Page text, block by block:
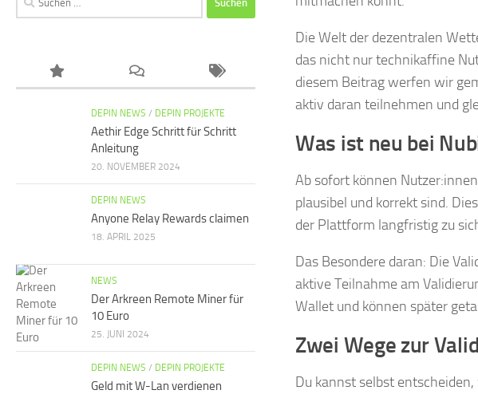
Die Welt der dezentralen
das nicht nur technikaffine
diesem Beitrag werfen wir
aktiv daran teilnehmen und
Was ist neu bei
Ab sofort können
plausibel und korrekt sind.
der Plattform langfristig zu
Das Besondere daran: Die
aktive Teilnahme am
Wallet und können später
Zwei Wege zur
Du kannst selbst
nach:
DEPIN NEWS / DEPIN PROJEKTE
Aethir Edge Schritt für Schritt
Anleitung
20. NOVEMBER 2024
DEPIN NEWS
Anyone Relay Rewards claimen
18. APRIL 2025
NEWS
Der Arkreen Remote Miner für
10 Euro
25. JUNI 2024
DEPIN NEWS / DEPIN PROJEKTE
Geld mit W-Lan verdienen